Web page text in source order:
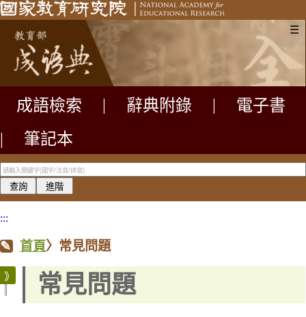
☰
成語檢索 辭典附錄
電子書
|
筆記本
:::
首頁〉 常見問題
常見問題